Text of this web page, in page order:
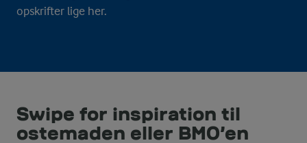
opskrifter lige her.
Swipe for inspiration til
ostemaden eller BMO'en